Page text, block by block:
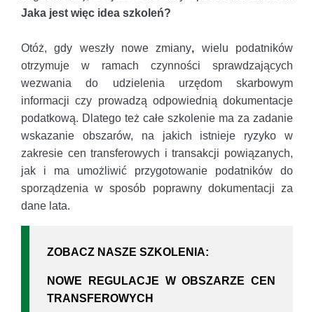
Jaka jest więc idea szkoleń?
Otóż, gdy weszły nowe zmiany, wielu podatników
otrzymuje w ramach czynności sprawdzających
wezwania do udzielenia urzędom skarbowym
informacji czy prowadzą odpowiednią dokumentacje
podatkową. Dlatego też całe szkolenie ma za zadanie
wskazanie obszarów, na jakich istnieje ryzyko w
zakresie cen transferowych i transakcji powiązanych,
jak i ma umożliwić przygotowanie podatników do
sporządzenia w sposób poprawny dokumentacji za
dane lata.
ZOBACZ NASZE SZKOLENIA:
NOWE REGULACJE W OBSZARZE CEN
TRANSFEROWYCH